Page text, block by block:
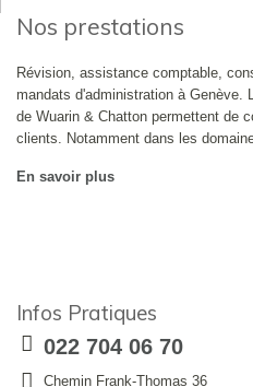
Nos prestations
Révision, assistance comptable,
mandats d'administration à Genève.
de Wuarin & Chatton permettent de
clients. Notamment dans les
En savoir plus
Infos Pratiques
022 704 06 70
Chemin Frank-Thomas 36